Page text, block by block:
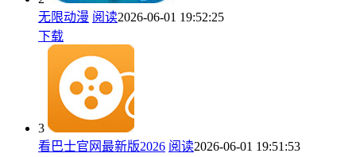
无限动漫 阅读2026-06-01 19:52:25
下载
3
看巴士官网最新版2026 阅读2026-06-01 19:51:53